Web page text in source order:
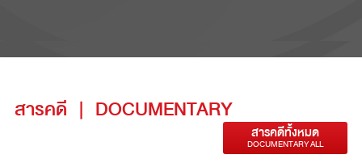
สารคดี | DOCUMENTARY
สารคดีทั้งหมด
DOCUMENTARY ALL